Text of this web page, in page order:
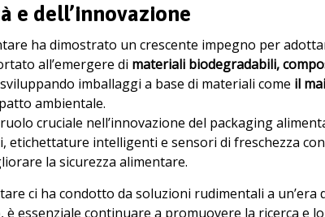
e dell’innovazione
ha dimostrato un crescente impegno per
all’emergere di materiali biodegradabili,
imballaggi a base di materiali come il
ambientale.
cruciale nell’innovazione del packaging
intelligenti e sensori di freschezza
la sicurezza alimentare.
ci ha condotto da soluzioni rudimentali a
essenziale continuare a promuovere la ricerca e